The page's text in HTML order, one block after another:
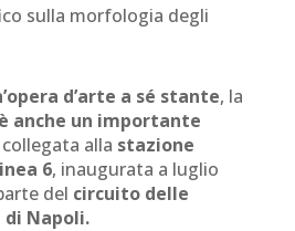
sulla morfologia degli
d’arte a sé stante, la
anche un importante
alla stazione
6, inaugurata a luglio
del circuito delle
di Napoli.